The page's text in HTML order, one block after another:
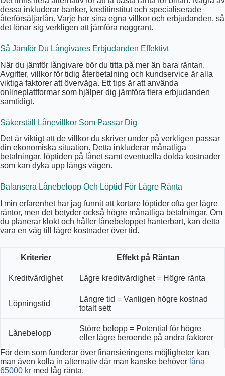
dessa inkluderar banker, kreditinstitut och specialiserade
återförsäljarlån. Varje har sina egna villkor och erbjudanden, så
det lönar sig verkligen att jämföra noggrant.
Så Jämför Du Långivares Erbjudanden Effektivt
När du jämför långivare bör du titta på mer än bara räntan.
Avgifter, villkor för tidig återbetalning och kundservice är alla
viktiga faktorer att överväga. Ett tips är att använda
onlineplattformar som hjälper dig jämföra flera erbjudanden
samtidigt.
Säkerställ Lånevillkor Som Passar Dig
Det är viktigt att de villkor du skriver under på verkligen passar
din ekonomiska situation. Detta inkluderar månatliga
betalningar, löptiden på lånet samt eventuella dolda kostnader
som kan dyka upp längs vägen.
Balansera Lånebelopp Och Löptid För Lägre Ränta
I min erfarenhet har jag funnit att kortare löptider ofta ger lägre
räntor, men det betyder också högre månatliga betalningar. Om
du planerar klokt och håller lånebeloppet hanterbart, kan detta
vara en väg till lägre kostnader över tid.
Kriterier Effekt på Räntan
Kreditvärdighet Lägre kreditvärdighet = Högre ränta
Löpningstid
Längre tid = Vanligen högre kostnad
totalt sett
Lånebelopp
Större belopp = Potential för högre
eller lägre beroende på andra faktorer
För dem som funderar över finansieringens möjligheter kan
man även kolla in alternativ där man kanske behöver låna
65000 kr med låg ränta.